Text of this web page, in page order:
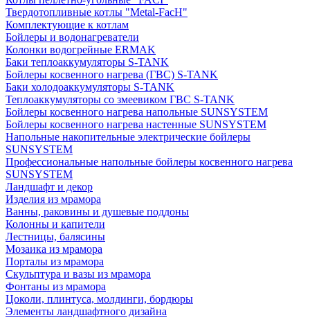
Твердотопливные котлы "Metal-FacH"
Комплектующие к котлам
Бойлеры и водонагреватели
Колонки водогрейные ERMAK
Баки теплоаккумуляторы S-TANK
Бойлеры косвенного нагрева (ГВС) S-TANK
Баки холодоаккумуляторы S-TANK
Теплоаккумуляторы со змеевиком ГВС S-TANK
Бойлеры косвенного нагрева напольные SUNSYSTEM
Бойлеры косвенного нагрева настенные SUNSYSTEM
Напольные накопительные электрические бойлеры
SUNSYSTEM
Профессиональные напольные бойлеры косвенного нагрева
SUNSYSTEM
Ландшафт и декор
Изделия из мрамора
Ванны, раковины и душевые поддоны
Колонны и капители
Лестницы, балясины
Мозаика из мрамора
Порталы из мрамора
Скульптура и вазы из мрамора
Фонтаны из мрамора
Цоколи, плинтуса, молдинги, бордюры
Элементы ландшафтного дизайна